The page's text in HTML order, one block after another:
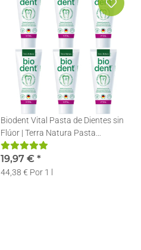
Biodent Vital Pasta de Dientes sin
Flúor | Terra Natura Pasta
Dentífrica | 6 x 75ml
19,97 € *
44,38 € Por 1 l